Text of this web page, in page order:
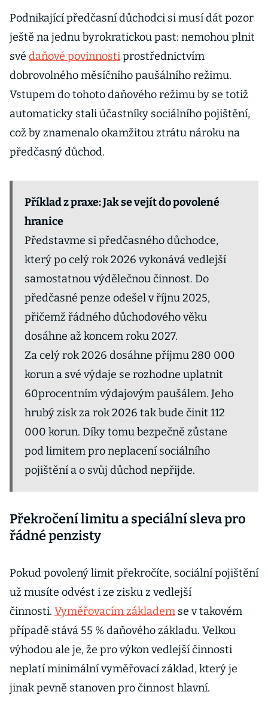
Podnikající předčasní důchodci si musí dát pozor
ještě na jednu byrokratickou past: nemohou plnit
své daňové povinnostiprostřednictvím
dobrovolného měsíčního paušálního režimu.
Vstupem do tohoto daňového režimu by se totiž
automaticky stali účastníky sociálního pojištění,
což by znamenalo okamžitou ztrátu nároku na
předčasný důchod.
Příklad z praxe: Jak se vejít do povolené
hranice
Představme si předčasného důchodce,
který po celý rok 2026 vykonává vedlejší
samostatnou výdělečnou činnost. Do
předčasné penze odešel v říjnu 2025,
přičemž řádného důchodového věku
dosáhne až koncem roku 2027.
Za celý rok 2026 dosáhne příjmu 280 000
korun a své výdaje se rozhodne uplatnit
60procentním výdajovým paušálem. Jeho
hrubý zisk za rok 2026 tak bude činit 112
000 korun. Díky tomu bezpečně zůstane
pod limitem pro neplacení sociálního
pojištění a o svůj důchod nepřijde.
Překročení limitu a speciální sleva pro
řádné penzisty
Pokud povolený limit překročíte, sociální pojištění
už musíte odvést i ze zisku z vedlejší
činnosti. Vyměřovacím základem se v takovém
případě stává 55 % daňového základu. Velkou
výhodou ale je, že pro výkon vedlejší činnosti
neplatí minimální vyměřovací základ, který je
jinak pevně stanoven pro činnost hlavní.